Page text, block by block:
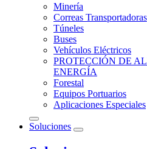
Minería
Correas Transportadoras
Túneles
Buses
Vehículos Eléctricos
PROTECCIÓN DE
ENERGÍA
Forestal
Equipos Portuarios
Aplicaciones Especiales
Soluciones